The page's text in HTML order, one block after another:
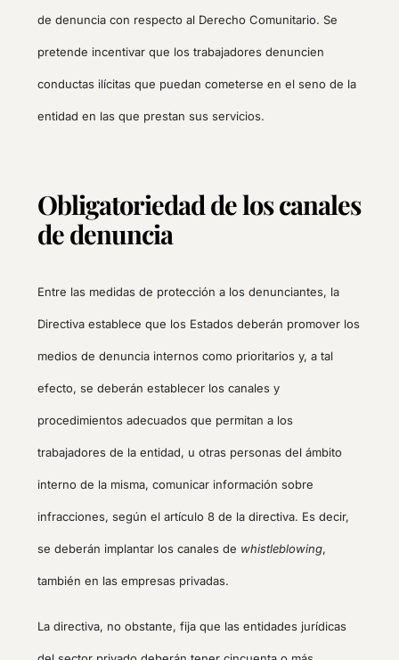
de denuncia con respecto al Derecho Comunitario. Se
pretende incentivar que los trabajadores denuncien
conductas ilícitas que puedan cometerse en el seno de la
entidad en las que prestan sus servicios.
Obligatoriedad de los canales
de denuncia
Entre las medidas de protección a los denunciantes, la
Directiva establece que los Estados deberán promover los
medios de denuncia internos como prioritarios y, a tal
efecto, se deberán establecer los canales y
procedimientos adecuados que permitan a los
trabajadores de la entidad, u otras personas del ámbito
interno de la misma, comunicar información sobre
infracciones, según el artículo 8 de la directiva. Es decir,
se deberán implantar los canales de whistleblowing,
también en las empresas privadas.
La directiva, no obstante, fija que las entidades jurídicas